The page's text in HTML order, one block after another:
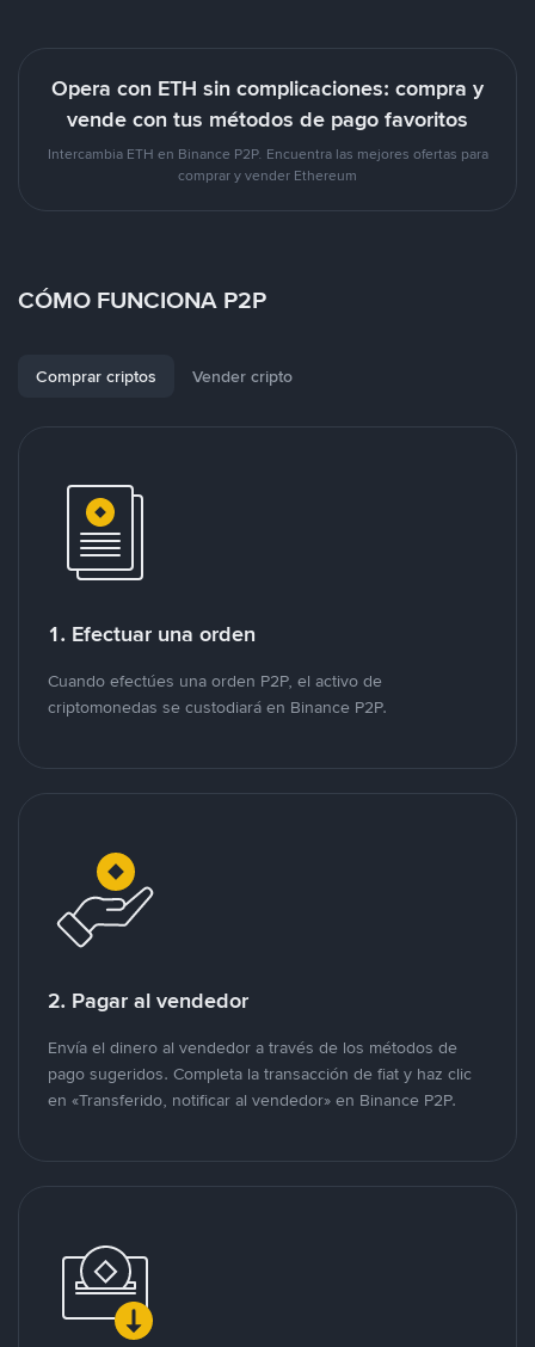
Opera con ETH sin complicaciones: compra y
vende con tus métodos de pago favoritos
Intercambia ETH en Binance P2P. Encuentra las mejores ofertas para
comprar y vender Ethereum
CÓMO FUNCIONA P2P
Comprar criptos Vender cripto
1. Efectuar una orden
Cuando efectúes una orden P2P, el activo de
criptomonedas se custodiará en Binance P2P.
2. Pagar al vendedor
Envía el dinero al vendedor a través de los métodos de
pago sugeridos. Completa la transacción de fiat y haz clic
en «Transferido, notificar al vendedor» en Binance P2P.